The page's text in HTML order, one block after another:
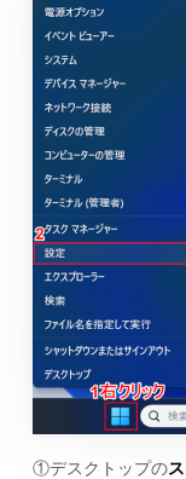
①デスクトップの